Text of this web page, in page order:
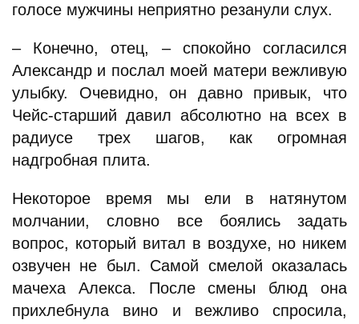
голосе мужчины неприятно резанули слух.
– Конечно, отец, – спокойно согласился
Александр и послал моей матери вежливую
улыбку. Очевидно, он давно привык, что
Чейс-старший давил абсолютно на всех в
радиусе трех шагов, как огромная
надгробная плита.
Некоторое время мы ели в натянутом
молчании, словно все боялись задать
вопрос, который витал в воздухе, но никем
озвучен не был. Самой смелой оказалась
мачеха Алекса. После смены блюд она
прихлебнула вино и вежливо спросила,